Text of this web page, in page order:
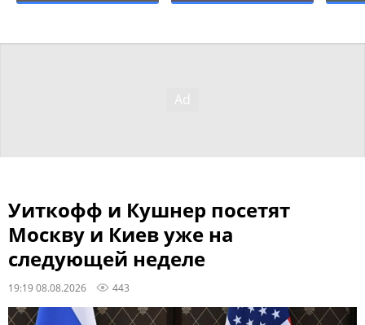
Уиткофф и Кушнер посетят
Москву и Киев уже на
следующей неделе
19:19 08.08.2026 443